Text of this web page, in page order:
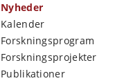
Nyheder
Kalender
Forskningsprogram
Forskningsprojekter
Publikationer